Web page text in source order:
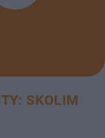
SKOLIM